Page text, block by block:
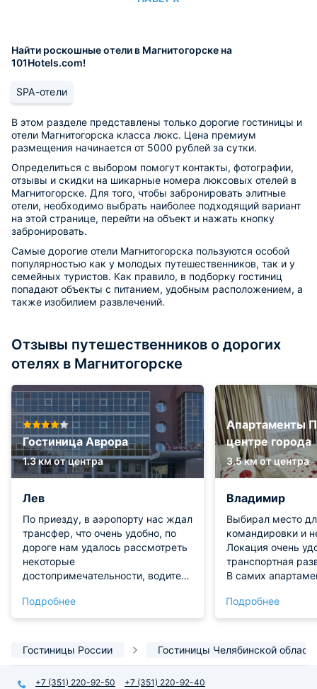
Найти роскошные отели в Магнитогорске на
101Hotels.com!
SPA-отели
В этом разделе представлены только дорогие гостиницы и
отели Магнитогорска класса люкс. Цена премиум
размещения начинается от 5000 рублей за сутки.
Определиться с выбором помогут контакты, фотографии,
отзывы и скидки на шикарные номера люксовых отелей в
Магнитогорске. Для того, чтобы забронировать элитные
отели, необходимо выбрать наиболее подходящий вариант
на этой странице, перейти на объект и нажать кнопку
забронировать.
Самые дорогие отели Магнитогорска пользуются особой
популярностью как у молодых путешественников, так и у
семейных туристов. Как правило, в подборку гостиниц
попадают объекты с питанием, удобным расположением, а
также изобилием развлечений.
Отзывы путешественников о дорогих
отелях в Магнитогорске
Гостиница Аврора
1.3 км от центра
Лев
По приезду, в аэропорту нас ждал
трансфер, что очень удобно, по
дороге нам удалось рассмотреть
некоторые
достопримечательности, водитель
отель, нам очень понравился
дизайн. Номер был сделан в
ванной комнате стояли
Подробнее
Апартаменты
центре города
3.5 км от центра
Владимир
Выбирал место
командировки и
Локация очень
транспортная
В самих
рабочее место и
интернет.
встречей. Всё
Подробнее
Гостиницы России Гостиницы Челябинской
+7 (351) 220-92-50 +7 (351) 220-92-40